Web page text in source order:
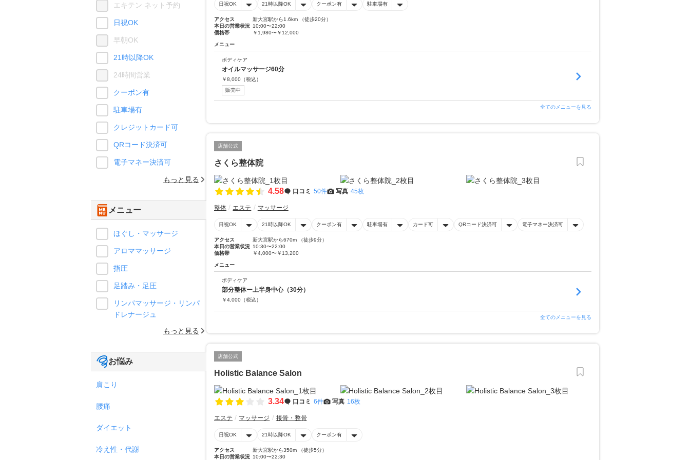
日祝OK 21時以降OK クーポン有 駐車場有
アクセス
新大宮駅から1.6km （徒歩20分）
本日の営業状況 10:00〜22:00
価格帯
￥1,980〜￥12,000
メニュー
ボディケア
オイルマッサージ60分
￥8,000 （税込）
販売中
全てのメニューを見る
店舗公式
さくら整体院
4.58 口コミ 50件 写真 45枚
整体 エステ マッサージ
日祝OK 21時以降OK クーポン有 駐車場有 カード可 QRコード決済可 電子マネー決済可
アクセス
新大宮駅から670m （徒歩9分）
本日の営業状況 10:30〜22:00
価格帯
￥4,000〜￥13,200
メニュー
ボディケア
部分整体ー上半身中心（30分）
￥4,000 （税込）
全てのメニューを見る
店舗公式
Holistic Balance Salon
3.34 口コミ 6件 写真 16枚
エステ マッサージ 接骨・整骨
日祝OK 21時以降OK クーポン有
アクセス
新大宮駅から350m （徒歩5分）
本日の営業状況 10:00〜22:30
エキテン ネット予約
日祝OK
早朝OK
21時以降OK
24時間営業
クーポン有
駐車場有
クレジットカード可
QRコード決済可
電子マネー決済可
もっと見る
メニュー
ほぐし・マッサージ
アロママッサージ
指圧
足踏み・足圧
リンパマッサージ・リンパ
ドレナージュ
もっと見る
お悩み
肩こり
腰痛
ダイエット
冷え性・代謝